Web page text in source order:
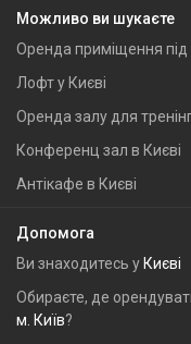
Можливо ви шукаєте
Оренда приміщення під
Лофт у Києві
Оренда залу для
Конференц зал в Києві
Антікафе в Києві
Допомога
Ви знаходитесь у Києві
Обираєте, де
м. Київ?